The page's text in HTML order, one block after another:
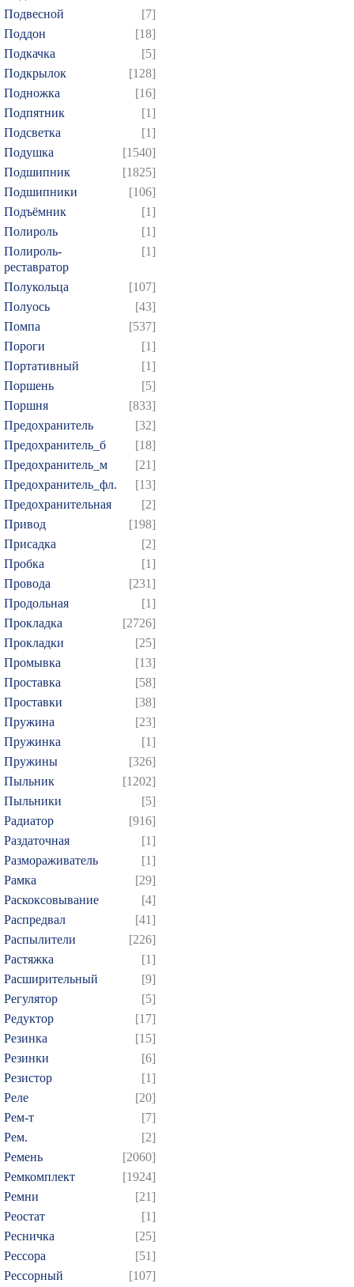
Подвесной
[7]
Поддон
[18]
Подкачка
[5]
Подкрылок
[128]
Подножка
[16]
Подпятник
[1]
Подсветка
[1]
Подушка
[1540]
Подшипник
[1825]
Подшипники
[106]
Подъёмник
[1]
Полироль
[1]
Полироль-
реставратор
[1]
Полукольца
[107]
Полуось
[43]
Помпа
[537]
Пороги
[1]
Портативный
[1]
Поршень
[5]
Поршня
[833]
Предохранитель
[32]
Предохранитель_б
[18]
Предохранитель_м
[21]
Предохранитель_фл.
[13]
Предохранительная
[2]
Привод
[198]
Присадка
[2]
Пробка
[1]
Провода
[231]
Продольная
[1]
Прокладка
[2726]
Прокладки
[25]
Промывка
[13]
Проставка
[58]
Проставки
[38]
Пружина
[23]
Пружинка
[1]
Пружины
[326]
Пыльник
[1202]
Пыльники
[5]
Радиатор
[916]
Раздаточная
[1]
Размораживатель
[1]
Рамка
[29]
Раскоксовывание
[4]
Распредвал
[41]
Распылители
[226]
Растяжка
[1]
Расширительный
[9]
Регулятор
[5]
Редуктор
[17]
Резинка
[15]
Резинки
[6]
Резистор
[1]
Реле
[20]
Рем-т
[7]
Рем.
[2]
Ремень
[2060]
Ремкомплект
[1924]
Ремни
[21]
Реостат
[1]
Ресничка
[25]
Рессора
[51]
Рессорный
[107]